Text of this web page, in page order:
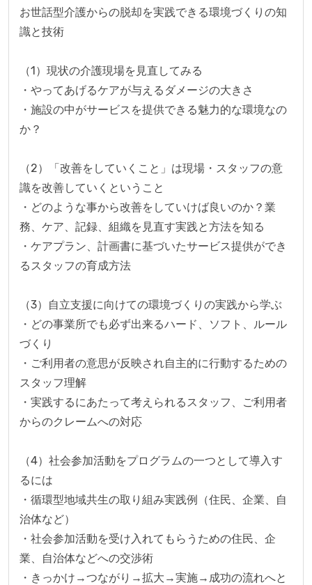
お世話型介護からの脱却を実践できる環境づくりの知
識と技術
（1）現状の介護現場を見直してみる
・やってあげるケアが与えるダメージの大きさ
・施設の中がサービスを提供できる魅力的な環境なの
か？
（2）「改善をしていくこと」は現場・スタッフの意
識を改善していくということ
・どのような事から改善をしていけば良いのか？業
務、ケア、記録、組織を見直す実践と方法を知る
・ケアプラン、計画書に基づいたサービス提供ができ
るスタッフの育成方法
（3）自立支援に向けての環境づくりの実践から学ぶ
・どの事業所でも必ず出来るハード、ソフト、ルール
づくり
・ご利用者の意思が反映され自主的に行動するための
スタッフ理解
・実践するにあたって考えられるスタッフ、ご利用者
からのクレームへの対応
（4）社会参加活動をプログラムの一つとして導入す
るには
・循環型地域共生の取り組み実践例（住民、企業、自
治体など）
・社会参加活動を受け入れてもらうための住民、企
業、自治体などへの交渉術
・きっかけ→つながり→拡大→実施→成功の流れへと